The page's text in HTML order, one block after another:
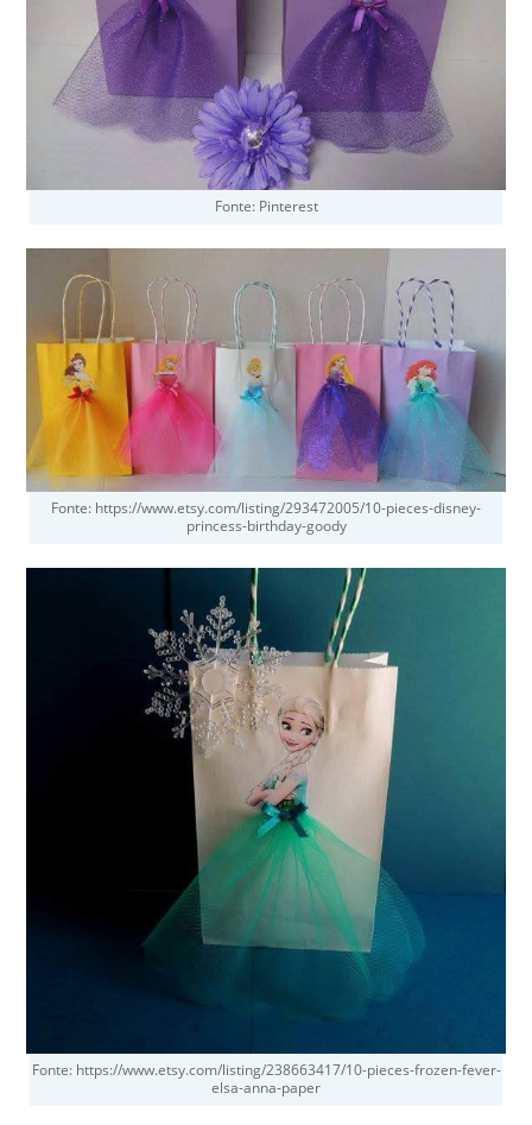
Fonte: Pinterest
Fonte: https://www.etsy.com/listing/293472005/10-pieces-disney-
princess-birthday-goody
Fonte: https://www.etsy.com/listing/238663417/10-pieces-frozen-fever-
elsa-anna-paper